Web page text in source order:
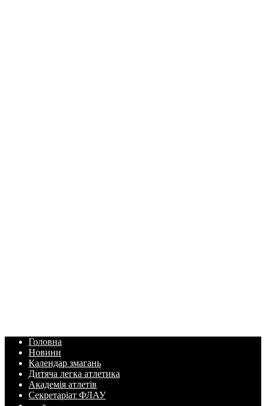
Головна
Новини
Календар змагань
Дитяча легка атлетика
Академія атлетів
Секретаріат ФЛАУ